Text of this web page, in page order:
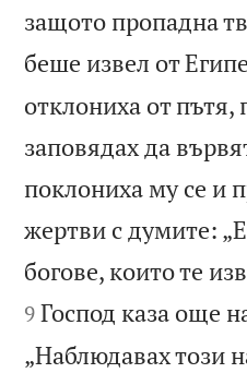
защото пропадна
беше извел от
отклониха от пътя,
заповядах да
поклониха му се и
жертви с думите:
богове, които те
9 Господ каза още
„Наблюдавах този